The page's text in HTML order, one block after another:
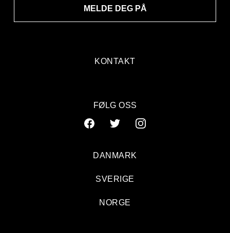
KONTAKT
MELDE DEG PÅ
FØLG OSS
DANMARK
SVERIGE
NORGE